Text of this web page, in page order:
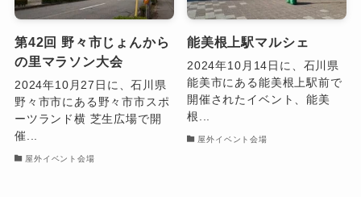
第42回 野々市じょんから
の里マラソン大会
2024年10月27日に、石川県
野々市市にある野々市市スポ
ーツランド横 芝生広場で開
催...
屋外イベント会場
能美根上駅マルシェ
2024年10月14日に、石川県
能美市にある能美根上駅前で
開催されたイベント、能美
根...
屋外イベント会場